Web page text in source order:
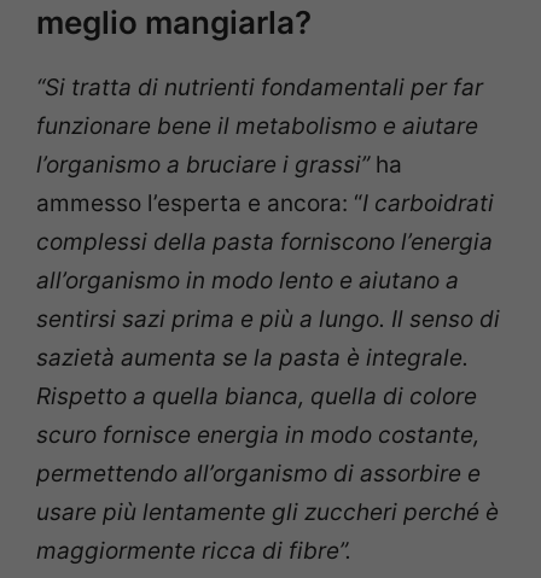
meglio mangiarla?
“Si tratta di nutrienti fondamentali per far
funzionare bene il metabolismo e aiutare
l’organismo a bruciare i grassi”ha
ammesso l’esperta e ancora: “I carboidrati
complessi della pasta forniscono l’energia
all’organismo in modo lento e aiutano a
sentirsi sazi prima e più a lungo. Il senso di
sazietà aumenta se la pasta è integrale.
Rispetto a quella bianca, quella di colore
scuro fornisce energia in modo costante,
permettendo all’organismo di assorbire e
usare più lentamente gli zuccheri perché è
maggiormente ricca di fibre”.